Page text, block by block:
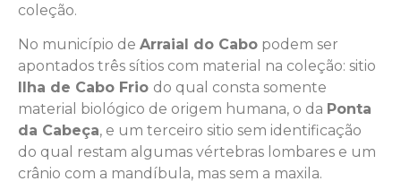
coleção.
No município de Arraial do Cabo podem ser
apontados três sítios com material na coleção: sitio
Ilha de Cabo Frio do qual consta somente
material biológico de origem humana, o da Ponta
da Cabeça, e um terceiro sitio sem identificação
do qual restam algumas vértebras lombares e um
crânio com a mandíbula, mas sem a maxila.